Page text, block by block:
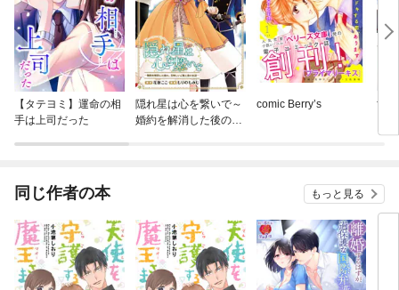
【タテヨミ】運命の相
手は上司だった
隠れ星は心を繋いで～
婚約を解消した後の、
comic Berry’s 世
同じ作者の本 もっと見る